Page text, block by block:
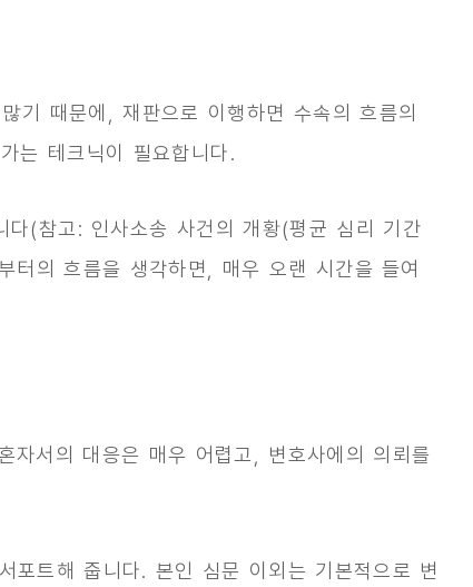
기 때문에, 재판으로 이행하면 수속의 흐름의
는 테크닉이 필요합니다.
다(참고: 인사소송 사건의 개황(평균 심리 기간
의 흐름을 생각하면, 매우 오랜 시간을 들여
자서의 대응은 매우 어렵고, 변호사에의 의뢰를
포트해 줍니다. 본인 심문 이외는 기본적으로 변